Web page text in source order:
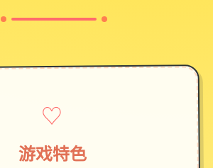
♡
游戏特色